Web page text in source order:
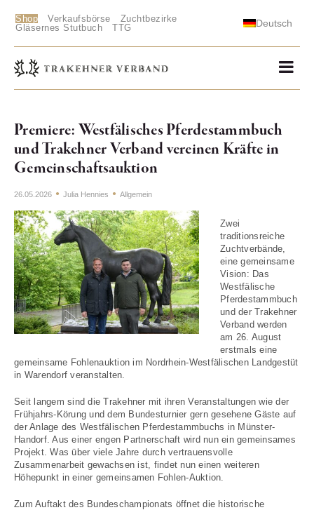
Shop Verkaufsbörse
Zuchtbezirke
Gläsernes Stutbuch
TTG Deutsch
Premiere: Westfälisches Pferdestammbuch
und Trakehner Verband vereinen Kräfte in
Gemeinschaftsauktion
26.05.2026 Julia Hennies Allgemein
Zwei
traditionsreiche
Zuchtverbände,
eine gemeinsame
Vision: Das
Westfälische
Pferdestammbuch
und der Trakehner
Verband werden
am 26. August
erstmals eine
gemeinsame Fohlenauktion im Nordrhein-Westfälischen Landgestüt
in Warendorf veranstalten.
Seit langem sind die Trakehner mit ihren Veranstaltungen wie der
Frühjahrs-Körung und dem Bundesturnier gern gesehene Gäste auf
der Anlage des Westfälischen Pferdestammbuchs in Münster-
Handorf. Aus einer engen Partnerschaft wird nun ein gemeinsames
Projekt. Was über viele Jahre durch vertrauensvolle
Zusammenarbeit gewachsen ist, findet nun einen weiteren
Höhepunkt in einer gemeinsamen Fohlen-Auktion.
Zum Auftakt des Bundeschampionats öffnet die historische